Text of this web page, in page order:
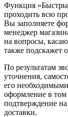
Функция
проходить всю
Вы заполняете
менеджер
на вопросы,
также подскажет
По результатам
уточнения,
его
оформление в том
подтверждение
доставки.